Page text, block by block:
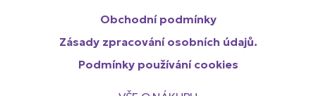
Obchodní podmínky
Zásady zpracování osobních údajů.
Podmínky používání cookies